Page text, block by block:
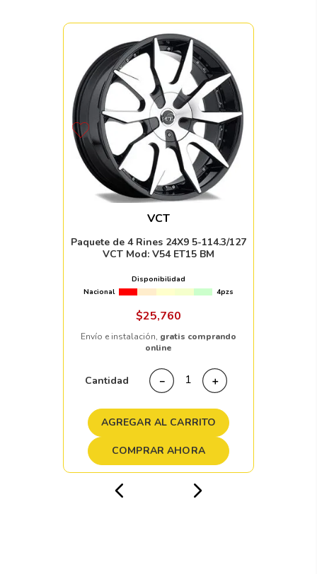
VCT
Paquete de 4 Rines 24X9 5-114.3/127
VCT Mod: V54 ET15 BM
Disponibilidad
Nacional
4pzs
$25,760
Envío e instalación, gratis comprando
online
Cantidad ＋
－
AGREGAR AL CARRITO
COMPRAR AHORA